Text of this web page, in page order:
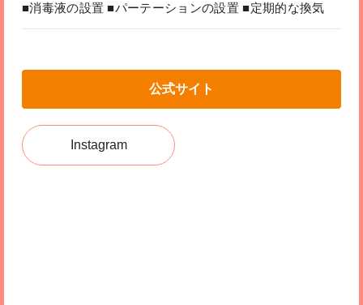
■消毒液の設置 ■パーテーションの設置 ■定期的な換気
公式サイト
Instagram